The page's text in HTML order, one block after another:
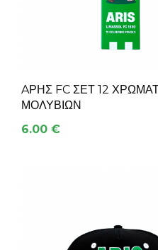
AΡΗΣ FC ΣΕΤ 12
ΜΟΛΥΒΙΩΝ
6.00 €